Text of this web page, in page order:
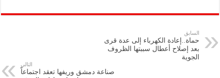
p
y
Li
n
eb
k
tt
nt
at
A
gr
ai
ar
السابق
حماة..إعادة الكهرباء إلى عدة قرى
بعد إصلاح أعطال سببتها الظروف
الجوية
التالي
صناعة دمشق وريفها تعقد اجتماعاً